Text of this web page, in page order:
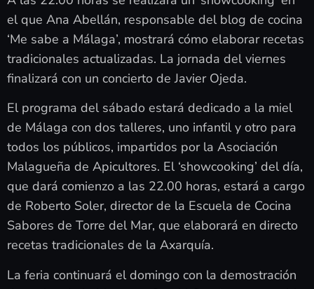
el que Ana Abellán, responsable del blog de cocina
‘Me sabe a Málaga’, mostrará cómo elaborar recetas
tradicionales actualizadas. La jornada del viernes
finalizará con un concierto de Javier Ojeda.
El programa del sábado estará dedicado a la miel
de Málaga con dos talleres, uno infantil y otro para
todos los públicos, impartidos por la Asociación
Malagueña de Apicultores. El ‘showcooking’ del día,
que dará comienzo a las 22.00 horas, estará a cargo
de Roberto Soler, director de la Escuela de Cocina
Sabores de Torre del Mar, que elaborará en directo
recetas tradicionales de la Axarquía.
La feria continuará el domingo con la demostración